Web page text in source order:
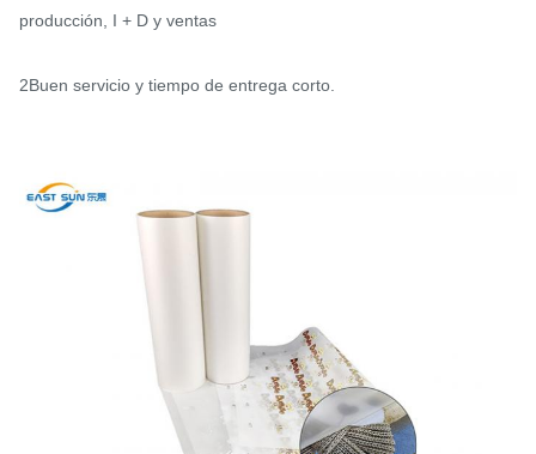
producción, I + D y ventas
2Buen servicio y tiempo de entrega corto.